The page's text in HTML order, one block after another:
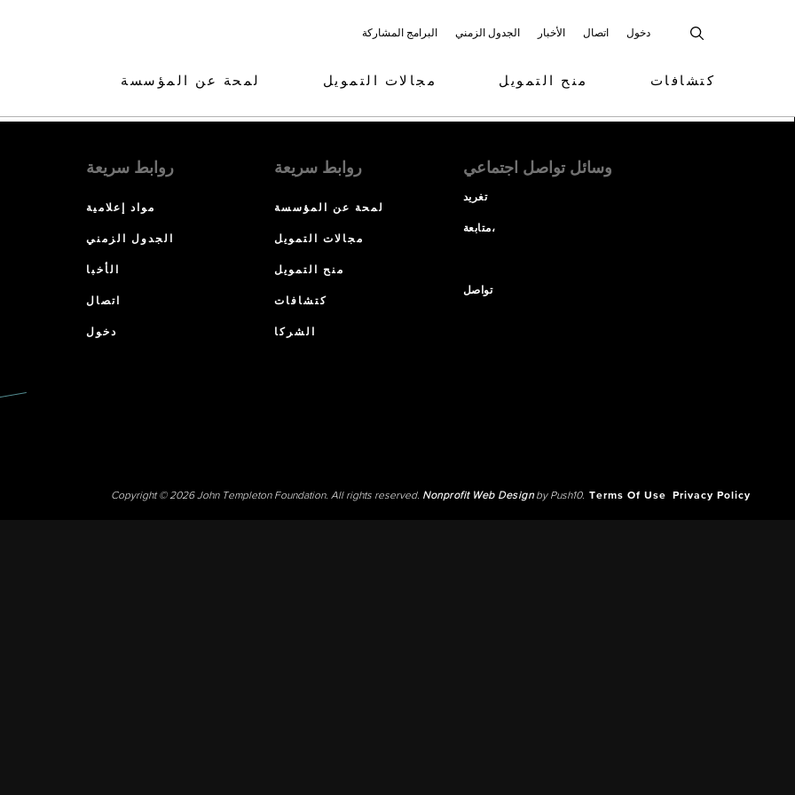
البرامج المشاركة الجدول الزمني الأخبار اتصال دخول
لمحة عن المؤسسة مجالات التمويل منح التمويل كتشافات
روابط سريعة
مواد إعلامية
الجدول الزمني
الأخبا
اتصال
دخول
روابط سريعة
لمحة عن المؤسسة
مجالات التمويل
منح التمويل
كتشافات
الشركا
وسائل تواصل اجتماعي
تغريد
متابعة،
تواصل
Copyright © 2026 John Templeton Foundation. All rights reserved. Nonprofit Web Designby Push10. Terms Of Use Privacy Policy